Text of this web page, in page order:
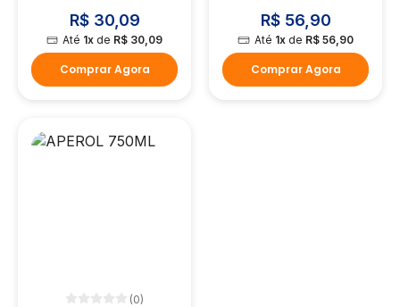
R$ 30,09
Até 1x de R$ 30,09
Comprar Agora
R$ 56,90
Até 1xde R$ 56,90
Comprar Agora
(0)